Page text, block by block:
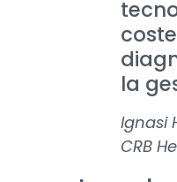
la
Ignasi
CRB